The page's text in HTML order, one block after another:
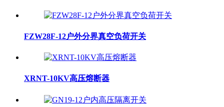
FZW28F-12户外分界真空负荷开关
XRNT-10KV高压熔断器